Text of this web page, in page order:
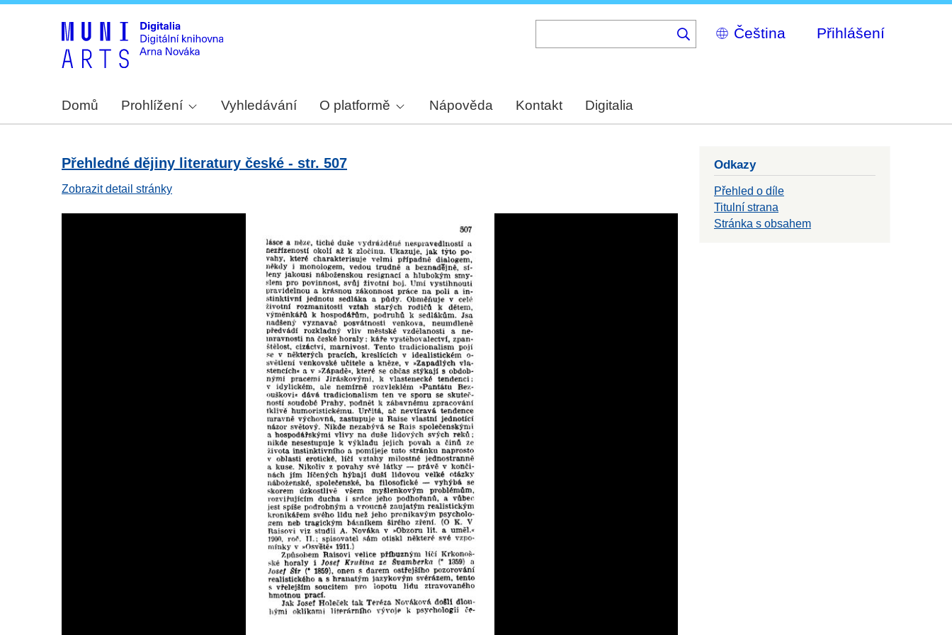
Select
your
Přihlášení
Domů Prohlížení Vyhledávání O platformě Nápověda Kontakt Digitalia
Přehledné dějiny literatury české - str. 507
Zobrazit detail stránky
Odkazy
Přehled o díle
Titulní strana
Stránka s obsahem